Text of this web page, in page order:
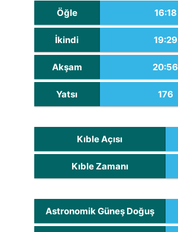
Öğle 16:18
İkindi 19:29
Akşam 20:56
Yatsı 176
Kıble Açısı
Kıble Zamanı
Astronomik Güneş Doğuş